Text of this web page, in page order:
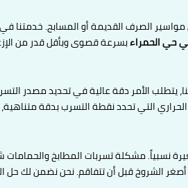
الصرف القديمة أو المسابح. خدمتنا
حي الحمراءبسرعة قصوى وبأقل قدر من
يتطلب الأمر دقة عالية في تحديد مصدر
التي تحدد نقطة التسرب بدقة
نسبياً. مشكلة تسربات المطابخ والحمامات
الشروخ قبل أن تتفاقم. نحن نضمن لك حل